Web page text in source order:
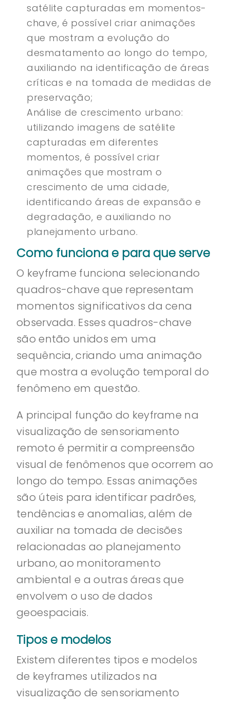
satélite capturadas em momentos-
chave, é possível criar animações
que mostram a evolução do
desmatamento ao longo do tempo,
auxiliando na identificação de áreas
críticas e na tomada de medidas de
preservação;
Análise de crescimento urbano:
utilizando imagens de satélite
capturadas em diferentes
momentos, é possível criar
animações que mostram o
crescimento de uma cidade,
identificando áreas de expansão e
degradação, e auxiliando no
planejamento urbano.
Como funciona e para que serve
O keyframe funciona selecionando
quadros-chave que representam
momentos significativos da cena
observada. Esses quadros-chave
são então unidos em uma
sequência, criando uma animação
que mostra a evolução temporal do
fenômeno em questão.
A principal função do keyframe na
visualização de sensoriamento
remoto é permitir a compreensão
visual de fenômenos que ocorrem ao
longo do tempo. Essas animações
são úteis para identificar padrões,
tendências e anomalias, além de
auxiliar na tomada de decisões
relacionadas ao planejamento
urbano, ao monitoramento
ambiental e a outras áreas que
envolvem o uso de dados
geoespaciais.
Tipos e modelos
Existem diferentes tipos e modelos
de keyframes utilizados na
visualização de sensoriamento